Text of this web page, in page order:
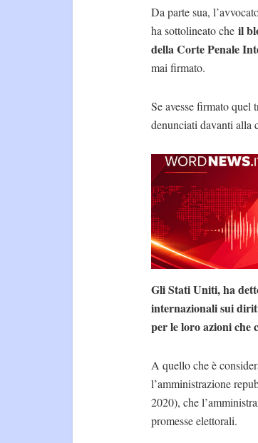
Da parte sua,
ha sottolineato che il
della Corte Penale
mai firmato.
Se avesse firmato
denunciati davanti alla
Gli Stati Uniti, ha
internazionali sui
per le loro azioni che
A quello che è
l’amministrazione
2020), che
promesse elettorali.